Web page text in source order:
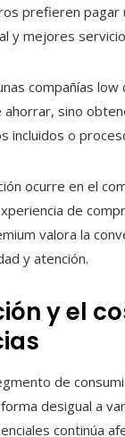
prefieren pagar
y mejores
compañías
ahorrar, sino
incluidos o
ocurre en el
de
valora la
y atención.
y el
de
desigual a
continúa